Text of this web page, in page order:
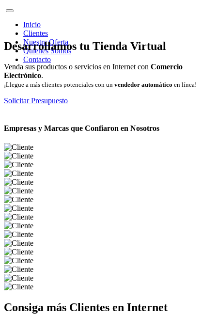
Inicio
Clientes
Nuestra Oferta
Quienes Somos
Contacto
Desarrollamos tu Tienda Virtual
Venda sus productos o servicios en Internet con Comercio
Electrónico.
¡Llegue a más clientes potenciales con un vendedor automático en línea!
Solicitar Presupuesto
Empresas y Marcas que Confiaron en Nosotros
Consiga más Clientes en Internet